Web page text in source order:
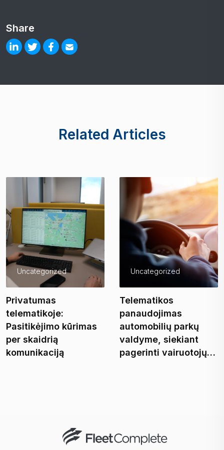
Share
Related Articles
Uncategorized
Privatumas
telematikoje:
Pasitikėjimo kūrimas
per skaidrią
komunikaciją
Uncategorized
Telematikos
panaudojimas
automobilių parkų
valdyme, siekiant
pagerinti vairuotojų…